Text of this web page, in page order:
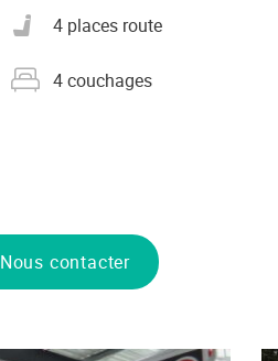
Nombre de places carte
grise
4 places route
Nombre de couchages
4 couchages
Nous contacter